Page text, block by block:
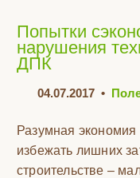
Попытки
нарушения
ДПК
04.07.2017 •
Разумная
избежать лишних
строительстве –